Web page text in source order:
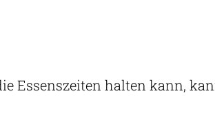
Essenszeiten halten kann,